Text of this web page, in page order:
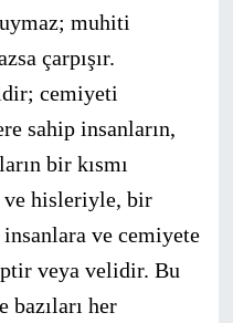
muhiti
çarpışır.
cemiyeti
sahip insanların,
bir kısmı
ve hisleriyle, bir
insanlara ve cemiyete
veya velidir. Bu
bazıları her